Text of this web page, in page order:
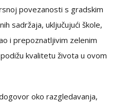
povezanosti s gradskim
sadržaja, uključujući škole,
i prepoznatljivim zelenim
kvalitetu života u ovom
oko razgledavanja,